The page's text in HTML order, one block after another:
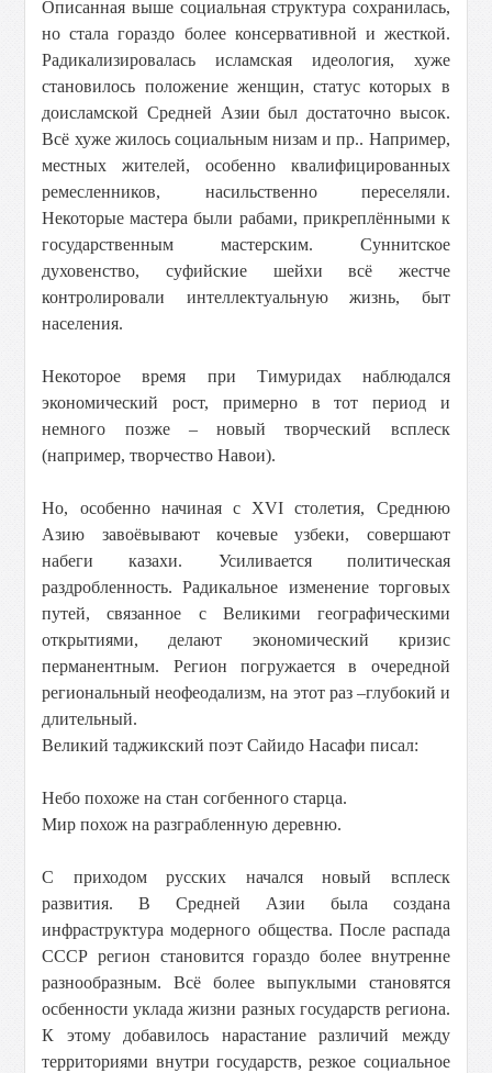
Описанная выше социальная структура сохранилась,
но стала гораздо более консервативной и жесткой.
Радикализировалась исламская идеология, хуже
становилось положение женщин, статус которых в
доисламской Средней Азии был достаточно высок.
Всё хуже жилось социальным низам и пр.. Например,
местных жителей, особенно квалифицированных
ремесленников, насильственно переселяли.
Некоторые мастера были рабами, прикреплёнными к
государственным мастерским. Суннитское
духовенство, суфийские шейхи всё жестче
контролировали интеллектуальную жизнь, быт
населения.
Некоторое время при Тимуридах наблюдался
экономический рост, примерно в тот период и
немного позже – новый творческий всплеск
(например, творчество Навои).
Но, особенно начиная с XVI столетия, Среднюю
Азию завоёвывают кочевые узбеки, совершают
набеги казахи. Усиливается политическая
раздробленность. Радикальное изменение торговых
путей, связанное с Великими географическими
открытиями, делают экономический кризис
перманентным. Регион погружается в очередной
региональный неофеодализм, на этот раз –глубокий и
длительный.
Великий таджикский поэт Сайидо Насафи писал:
Небо похоже на стан согбенного старца.
Мир похож на разграбленную деревню.
С приходом русских начался новый всплеск
развития. В Средней Азии была создана
инфраструктура модерного общества. После распада
СССР регион становится гораздо более внутренне
разнообразным. Всё более выпуклыми становятся
осбенности уклада жизни разных государств региона.
К этому добавилось нарастание различий между
территориями внутри государств, резкое социальное